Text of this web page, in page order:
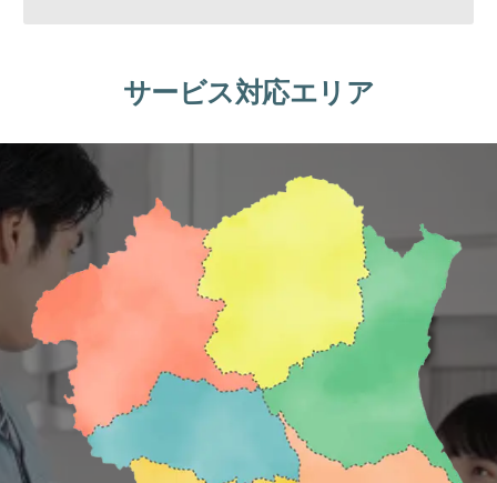
サービス対応エリア